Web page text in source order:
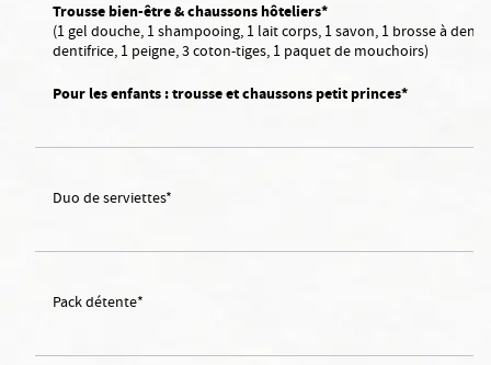
Trousse bien-être & chaussons hôteliers*
(1 gel douche, 1 shampooing, 1 lait corps, 1 savon, 1 brosse à
dentifrice, 1 peigne, 3 coton-tiges, 1 paquet de mouchoirs)
Pour les enfants : trousse et chaussons petit princes*
Duo de serviettes*
Pack détente*